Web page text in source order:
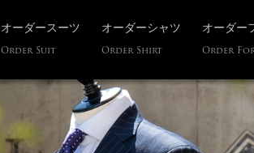
オーダースーツ
Order Suit
オーダーシャツ
Order Shirt
オーダー
Order